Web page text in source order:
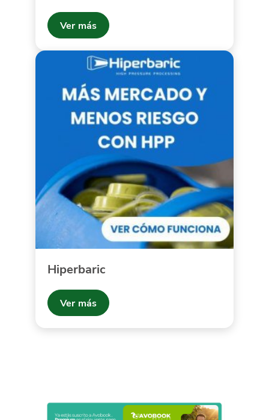
Ver más
Hiperbaric
Ver más